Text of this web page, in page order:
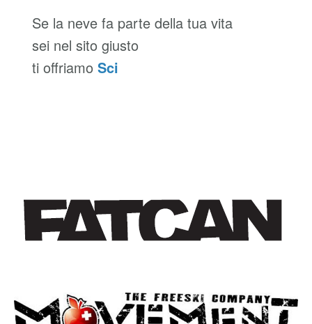
Se la neve fa parte della tua vita
sei nel sito giusto
ti offriamo Sci